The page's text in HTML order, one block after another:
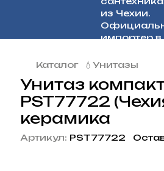
Каталог 💧Унитазы
Унитаз
PST77722
керамика
Артикул: PST77722